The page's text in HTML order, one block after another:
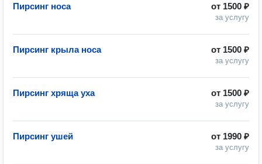
от 1500 ₽
за услугу
Пирсинг носа
от 1500 ₽
за услугу
Пирсинг крыла носа
от 1500 ₽
за услугу
Пирсинг хряща уха
от 1990 ₽
за услугу
Пирсинг ушей